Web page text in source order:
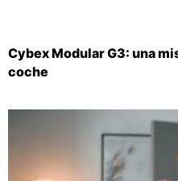
Cybex Modular G3: una
coche